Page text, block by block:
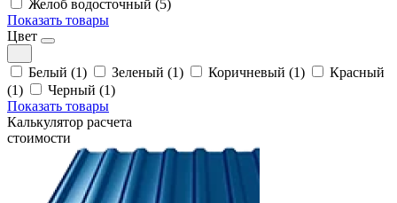
Желоб водосточный (5)
Показать товары
Цвет
Белый (1) Зеленый (1) Коричневый (1)
Красный
(1)
Черный (1)
Показать товары
Калькулятор расчета
стоимости